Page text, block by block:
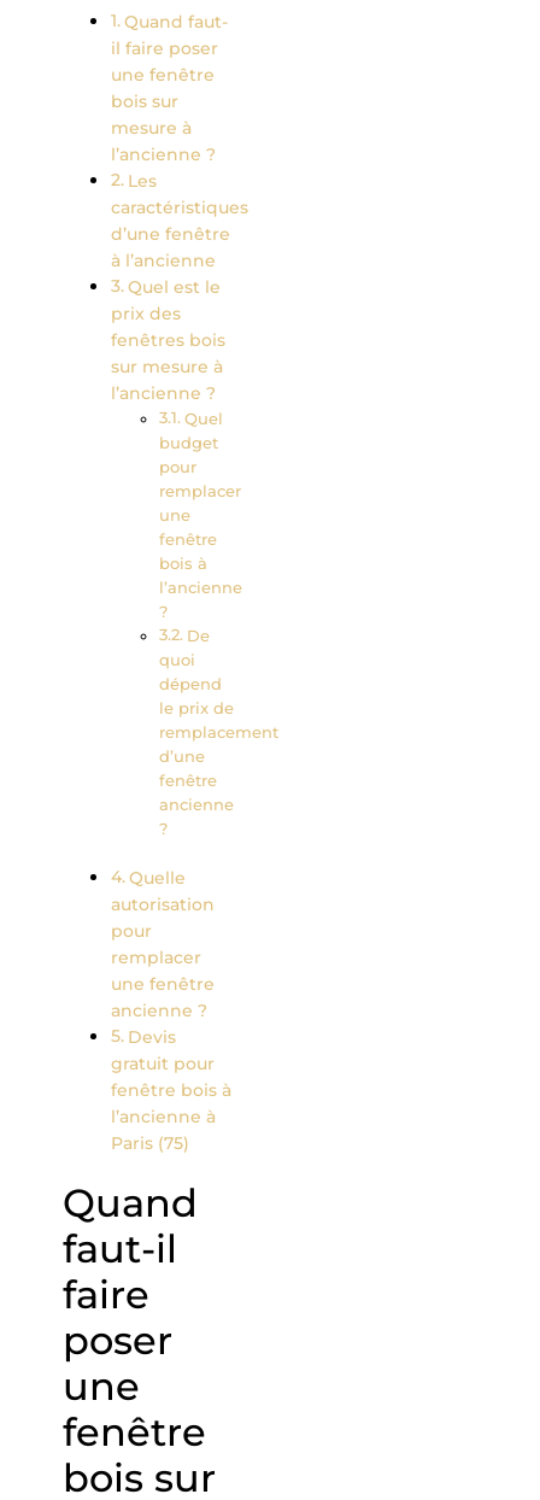
Quand faut-
il faire poser
une fenêtre
bois sur
mesure à
l’ancienne ?
Les
caractéristiques
d’une fenêtre
à l’ancienne
Quel est le
prix des
fenêtres bois
sur mesure à
l’ancienne ?
Quel
budget
pour
remplacer
une
fenêtre
bois à
l’ancienne
?
De
quoi
dépend
le prix de
remplacement
d’une
fenêtre
ancienne
?
Quelle
autorisation
pour
remplacer
une fenêtre
ancienne ?
Devis
gratuit pour
fenêtre bois à
l’ancienne à
Paris (75)
Quand
faut-il
faire
poser
une
fenêtre
bois sur